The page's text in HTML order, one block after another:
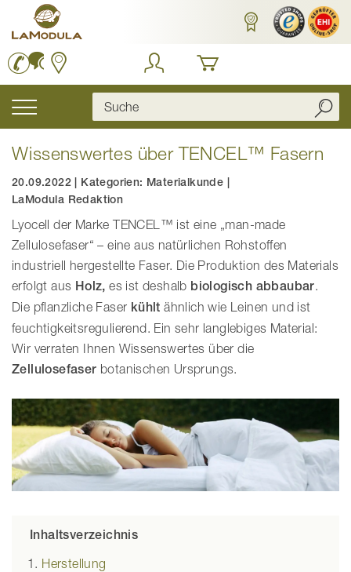
Inhalt
springen
Navigation
Wissenswertes über TENCEL™ Fasern
20.09.2022 Kategorien: Materialkunde
LaModula Redaktion
Lyocell der Marke TENCEL™ ist eine „man-made
Zellulosefaser“ – eine aus natürlichen Rohstoffen
industriell hergestellte Faser. Die Produktion des Materials
erfolgt aus Holz, es ist deshalb biologisch abbaubar.
Die pflanzliche Faser kühltähnlich wie Leinen und ist
feuchtigkeitsregulierend. Ein sehr langlebiges Material:
Wir verraten Ihnen Wissenswertes über die
Zellulosefaser botanischen Ursprungs.
Inhaltsverzeichnis
Herstellung